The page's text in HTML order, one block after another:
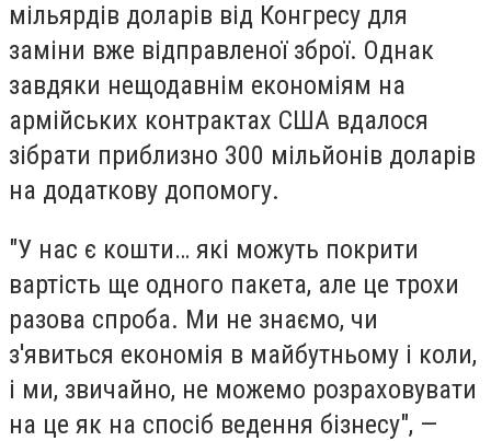
мільярдів доларів від Конгресу для
заміни вже відправленої зброї. Однак
завдяки нещодавнім економіям на
армійських контрактах США вдалося
зібрати приблизно 300 мільйонів доларів
на додаткову допомогу.
"У нас є кошти… які можуть покрити
вартість ще одного пакета, але це трохи
разова спроба. Ми не знаємо, чи
з'явиться економія в майбутньому і коли,
і ми, звичайно, не можемо розраховувати
на це як на спосіб ведення бізнесу", —